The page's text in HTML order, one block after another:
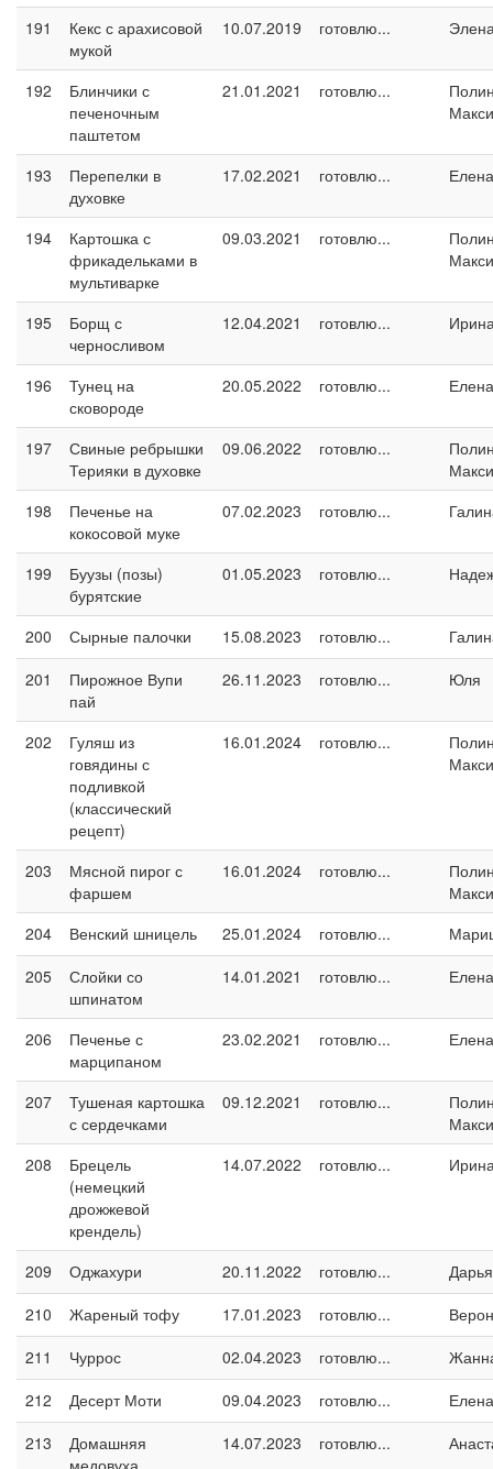
191
Кекс с арахисовой
мукой
10.07.2019 готовлю...
192
Блинчики с
печеночным
паштетом
21.01.2021 готовлю...
193
Перепелки в
духовке
17.02.2021 готовлю...
194
Картошка с
фрикадельками в
мультиварке
09.03.2021 готовлю...
195
Борщ с
черносливом
12.04.2021 готовлю...
196
Тунец на
сковороде
20.05.2022 готовлю...
197
Свиные ребрышки
Терияки в духовке
09.06.2022 готовлю...
198
Печенье на
кокосовой муке
07.02.2023 готовлю...
199
Буузы (позы)
бурятские
01.05.2023 готовлю...
200 Сырные палочки 15.08.2023 готовлю...
201
Пирожное Вупи
пай
26.11.2023 готовлю... Юля
202
Гуляш из
говядины с
подливкой
(классический
рецепт)
16.01.2024 готовлю...
203
Мясной пирог с
фаршем
16.01.2024 готовлю...
204
Венский шницель 25.01.2024 готовлю...
205
Слойки со
шпинатом
14.01.2021 готовлю...
206
Печенье с
марципаном
23.02.2021 готовлю...
207
Тушеная картошка
с сердечками
09.12.2021 готовлю...
208
Брецель
(немецкий
дрожжевой
крендель)
14.07.2022 готовлю...
209 Оджахури 20.11.2022 готовлю...
Дарья
210
Жареный тофу 17.01.2023 готовлю...
211
Чуррос 02.04.2023 готовлю...
212
Десерт Моти 09.04.2023 готовлю...
213
Домашняя
14.07.2023 готовлю...